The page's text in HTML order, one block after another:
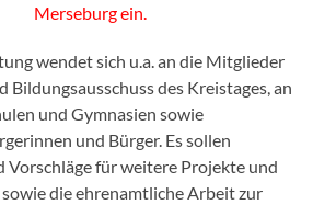
Merseburg ein.
wendet sich u.a. an die Mitglieder
Bildungsausschuss des Kreistages, an
und Gymnasien sowie
und Bürger. Es sollen
Vorschläge für weitere Projekte und
die ehrenamtliche Arbeit zur